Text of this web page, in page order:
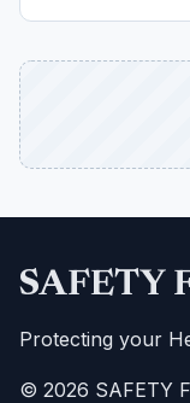
SAFETY
Protecting your
© 2026 SAFETY